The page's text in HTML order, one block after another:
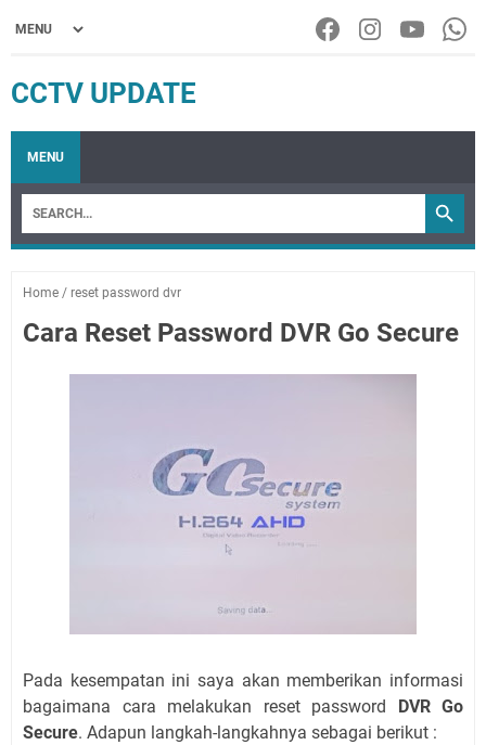
CCTV UPDATE
MENU
Home / reset password dvr
Cara Reset Password DVR Go Secure
Pada kesempatan ini saya akan memberikan informasi
bagaimana cara melakukan reset password DVR Go
Secure. Adapun langkah-langkahnya sebagai berikut :